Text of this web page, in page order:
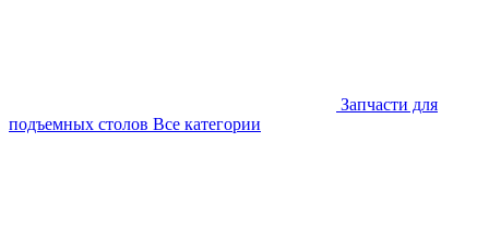
Запчасти для
подъемных столов Все категории